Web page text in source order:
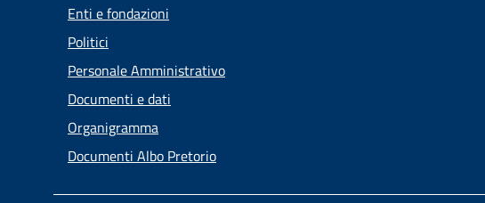
Enti e fondazioni
Politici
Personale Amministrativo
Documenti e dati
Organigramma
Documenti Albo Pretorio